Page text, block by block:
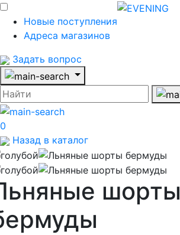
Новые поступления
Адреса магазинов
Задать вопрос
0
Назад в каталог
шорты